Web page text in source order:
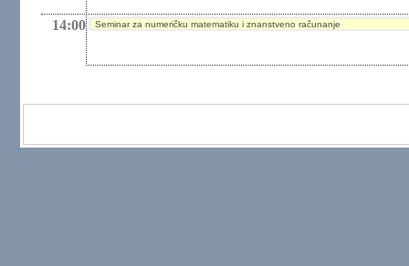
14:00 Seminar za numeričku matematiku i znanstveno računanje